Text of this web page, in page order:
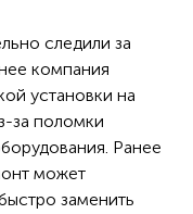
следили за
компания
установки на
за поломки
Ранее
может
заменить